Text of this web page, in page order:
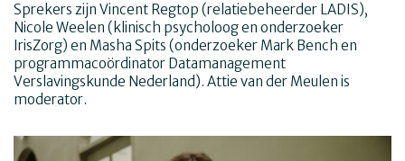
Sprekers zijn Vincent Regtop (relatiebeheerder LADIS),
Nicole Weelen (klinisch psycholoog en onderzoeker
IrisZorg) en Masha Spits (onderzoeker Mark Bench en
programmacoördinator Datamanagement
Verslavingskunde Nederland). Attie van der Meulen is
moderator.